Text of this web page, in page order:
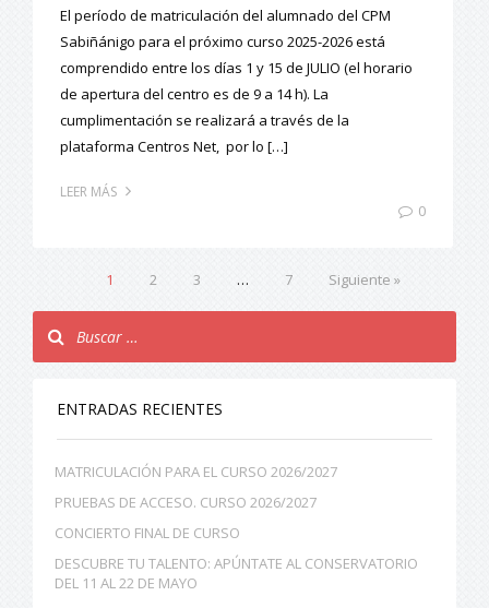
El período de matriculación del alumnado del CPM
Sabiñánigo para el próximo curso 2025-2026 está
comprendido entre los días 1 y 15 de JULIO (el horario
de apertura del centro es de 9 a 14 h). La
cumplimentación se realizará a través de la
plataforma Centros Net, por lo […]
LEER MÁS
0
1 2 3 … 7 Siguiente »
ENTRADAS RECIENTES
MATRICULACIÓN PARA EL CURSO 2026/2027
PRUEBAS DE ACCESO. CURSO 2026/2027
CONCIERTO FINAL DE CURSO
DESCUBRE TU TALENTO: APÚNTATE AL CONSERVATORIO
DEL 11 AL 22 DE MAYO